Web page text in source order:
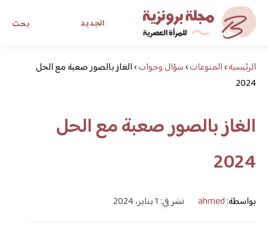
بحث الجديد
مجلة برونزية للفتاة العصريةالرئيسية›المنوعات›سؤال وجواب›الغاز بالصور صعبة مع الحل
2024
الغاز بالصور صعبة مع الحل
2024
بواسطة:ahmed نشر في: 1 يناير، 2024